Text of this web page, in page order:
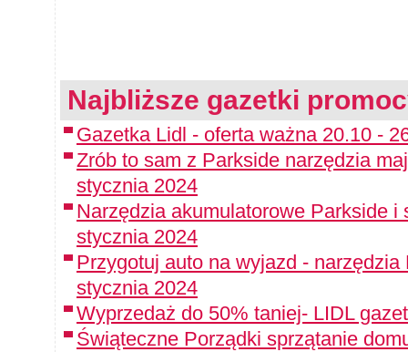
Najbliższe gazetki
Gazetka Lidl - oferta ważna 20.10 -
Zrób to sam z Parkside narzędzia
stycznia 2024
Narzędzia akumulatorowe Parkside i
stycznia 2024
Przygotuj auto na wyjazd -
stycznia 2024
Wyprzedaż do 50% taniej- LIDL
Świąteczne Porządki sprzątanie